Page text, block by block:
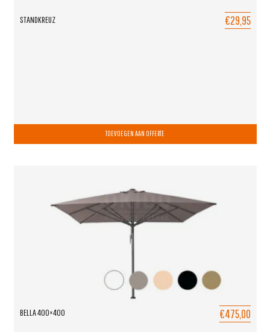
STANDKREUZ €29,95
TOEVOEGEN AAN OFFERTE
BELLA 400×400 €475,00